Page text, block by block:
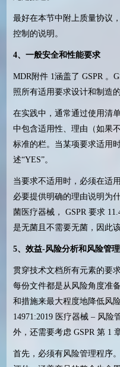
最好在本节中附上质量协议
控制的说明。
4、一般安全和性能要求
MDR附件1涵盖了 GSPR 。
照所有适用要求设计和制造
在实践中，通常通过使用清
中包含适用性、理由（如果
标准的栏。当某项要求适用
述“YES”。
当要求不适用时，必须在适
必要提供明确的理由说明为
菌医疗器械，
GSPR 要求
是无菌且不需要无菌，因此
5、效益-风险分析和风险管理
贯穿技术文档所有元素的要
每份文件都是从风险角度准
和措施来最大程度地降低风
14971:2019 医疗器械– 风险
外，还需要考虑GSPR 第1
首先，必须有风险管理程序